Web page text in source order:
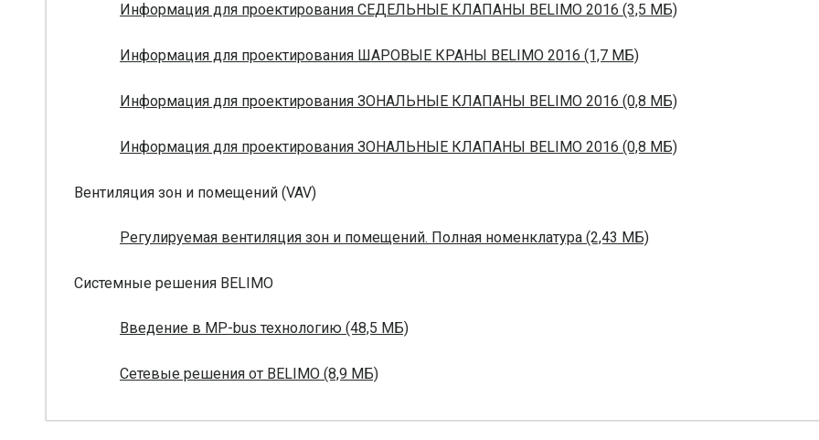
Информация для проектирования СЕДЕЛЬНЫЕ КЛАПАНЫ BELIMO 2016 (3,5 МБ)
Информация для проектирования ШАРОВЫЕ КРАНЫ BELIMO 2016 (1,7 МБ)
Информация для проектирования ЗОНАЛЬНЫЕ КЛАПАНЫ BELIMO 2016 (0,8 МБ)
Информация для проектирования ЗОНАЛЬНЫЕ КЛАПАНЫ BELIMO 2016 (0,8 МБ)
Вентиляция зон и помещений (VAV)
Регулируемая вентиляция зон и помещений. Полная номенклатура (2,43 МБ)
Системные решения BELIMO
Введение в MP-bus технологию (48,5 МБ)
Сетевые решения от BELIMO (8,9 МБ)